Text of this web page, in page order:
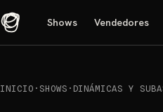
Shows Vendedores
INICIO · SHOWS · DINÁMICAS Y